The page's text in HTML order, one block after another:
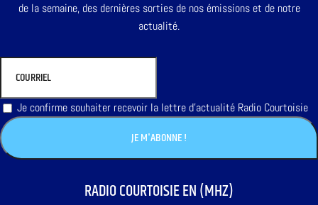
de la semaine, des dernières sorties de nos émissions et de notre
actualité.
Je confirme souhaiter recevoir la lettre d'actualité Radio Courtoisie
RADIO COURTOISIE EN (MHZ)